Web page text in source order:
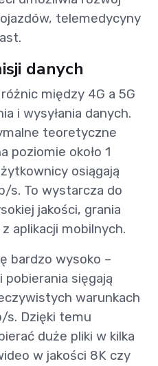
telemedycyny
danych
między 4G a 5G
i wysyłania danych.
teoretyczne
poziomie około 1
osiągają
s. To wystarcza do
jakości, grania
aplikacji mobilnych.
bardzo wysoko –
sięgają
warunkach
s. Dzięki temu
duże pliki w kilka
w jakości 8K czy